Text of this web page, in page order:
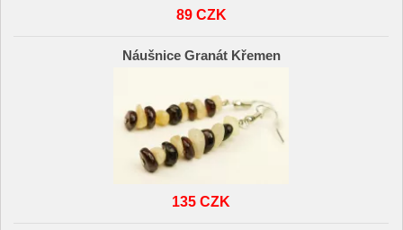
89 CZK
Náušnice Granát Křemen
135 CZK